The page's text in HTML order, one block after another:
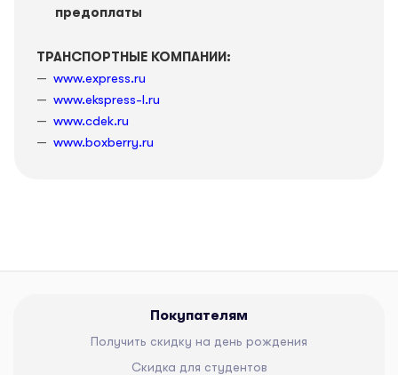
предоплаты
ТРАНСПОРТНЫЕ КОМПАНИИ:
www.express.ru
www.ekspress-l.ru
www.cdek.ru
www.boxberry.ru
Покупателям
Получить скидку на день рождения
Скидка для студентов